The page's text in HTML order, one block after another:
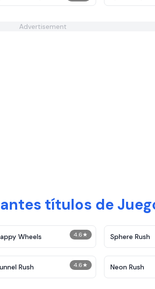
Advertisement
títulos de
4.6★
Wheels Sphere Rush
4.6★
Rush Neon Rush